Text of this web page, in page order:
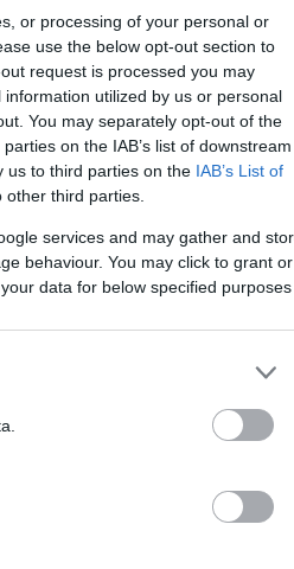
or processing of your personal or
use the below opt-out section to
request is processed you may
utilized by us or personal
You may separately opt-out of the
on the IAB’s list of downstream
us to third parties on the IAB’s List of
third parties.
services and may gather and
behaviour. You may click to grant or
data for below specified purposes
si
la velocità
unica, ricca